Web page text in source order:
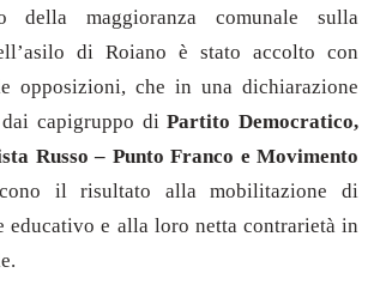
della maggioranza comunale sulla
di Roiano è stato accolto con
opposizioni, che in una dichiarazione
capigruppo diPartito Democratico,
Russo – Punto Franco e Movimento
il risultato alla mobilitazione di
educativo e alla loro netta contrarietà in